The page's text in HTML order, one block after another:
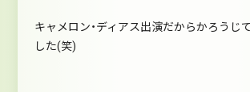
キャメロン・ディアス出演だからかろうじ
した(笑)